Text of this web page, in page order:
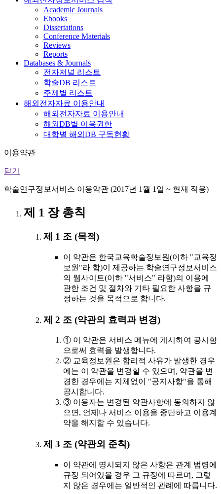
Academic Journals
Ebooks
Dissertations
Conference Materials
Reviews
Reports
Databases & Journals
전자저널 리스트
학술DB 리스트
주제별 리스트
해외전자자료 이용안내
해외전자자료 이용안내
해외DB별 이용권한
대학별 해외DB 구독현황
이용약관
닫기
학술연구정보서비스 이용약관 (2017년 1월 1일 ~ 현재 적용)
제 1 장 총칙
제 1 조 (목적)
이 약관은 한국교육학술정보원(이하 "교육정
보원"라 함)이 제공하는 학술연구정보서비스
의 웹사이트(이하 "서비스" 라함)의 이용에
관한 조건 및 절차와 기타 필요한 사항을 규
정하는 것을 목적으로 합니다.
제 2 조 (약관의 효력과 변경)
① 이 약관은 서비스 메뉴에 게시하여 공시함
으로써 효력을 발생합니다.
② 교육정보원은 합리적 사유가 발생한 경우
에는 이 약관을 변경할 수 있으며, 약관을 변
경한 경우에는 지체없이 "공지사항"을 통해
공시합니다.
③ 이용자는 변경된 약관사항에 동의하지 않
으면, 언제나 서비스 이용을 중단하고 이용계
약을 해지할 수 있습니다.
제 3 조 (약관외 준칙)
이 약관에 명시되지 않은 사항은 관계 법령에
규정 되어있을 경우 그 규정에 따르며, 그렇
지 않은 경우에는 일반적인 관례에 따릅니다.